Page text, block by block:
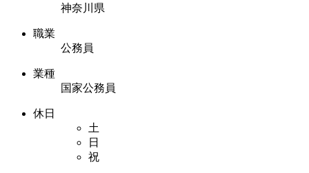
神奈川県
職業
公務員
業種
国家公務員
休日
土
日
祝